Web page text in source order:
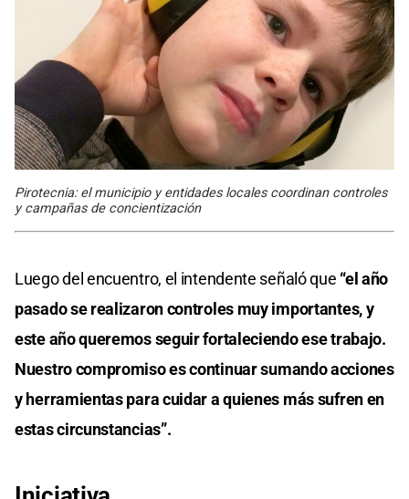
Pirotecnia: el municipio y entidades locales coordinan controles
y campañas de concientización
Luego del encuentro, el intendente señaló que “el año
pasado se realizaron controles muy importantes, y
este año queremos seguir fortaleciendo ese trabajo.
Nuestro compromiso es continuar sumando acciones
y herramientas para cuidar a quienes más sufren en
estas circunstancias”.